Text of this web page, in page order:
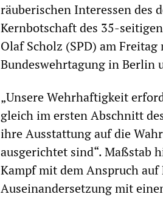
räuberischen Interessen des
Kernbotschaft des 35-
Olaf Scholz (SPD) am
Bundeswehrtagung in Berlin
„Unsere Wehrhaftigkeit
gleich im ersten Abschnitt
ihre Ausstattung auf die
ausgerichtet sind“. Maßstab
Kampf mit dem Anspruch
Auseinandersetzung mit